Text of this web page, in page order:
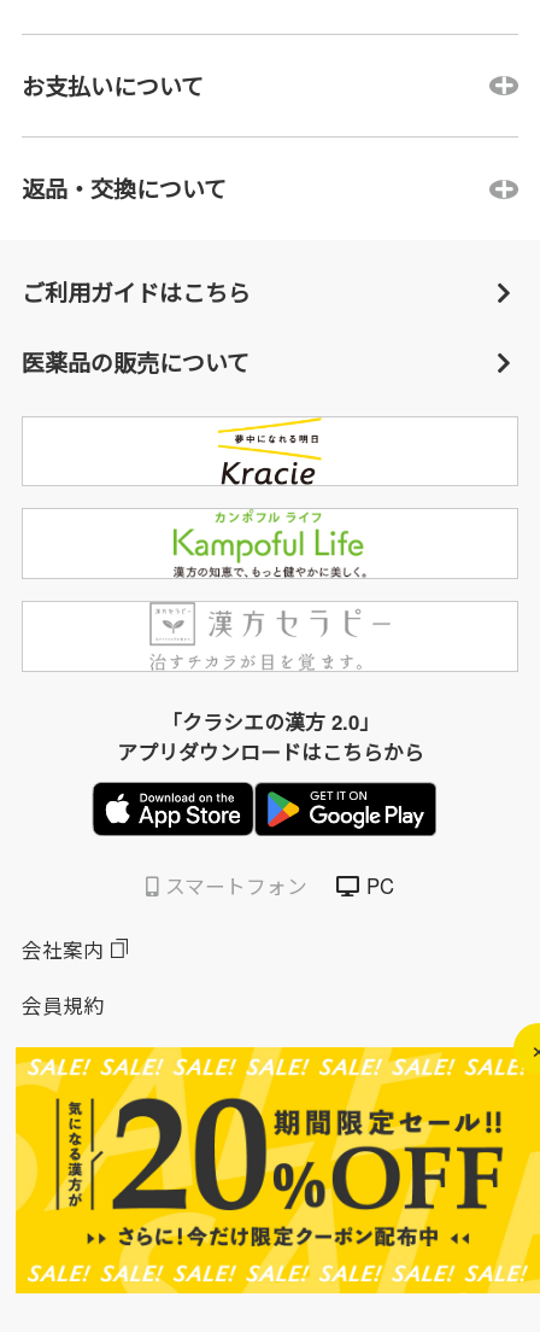
お支払いについて
返品・交換について
ご利用ガイドはこちら
医薬品の販売について
「クラシエの漢方 2.0」
アプリダウンロードはこちらから
スマートフォン PC
会社案内
会員規約
個人情報保護方針
特定商取引法に基づく表示
このサイトについて
ソーシャルメディアポリシー
ソーシャルメディア規約